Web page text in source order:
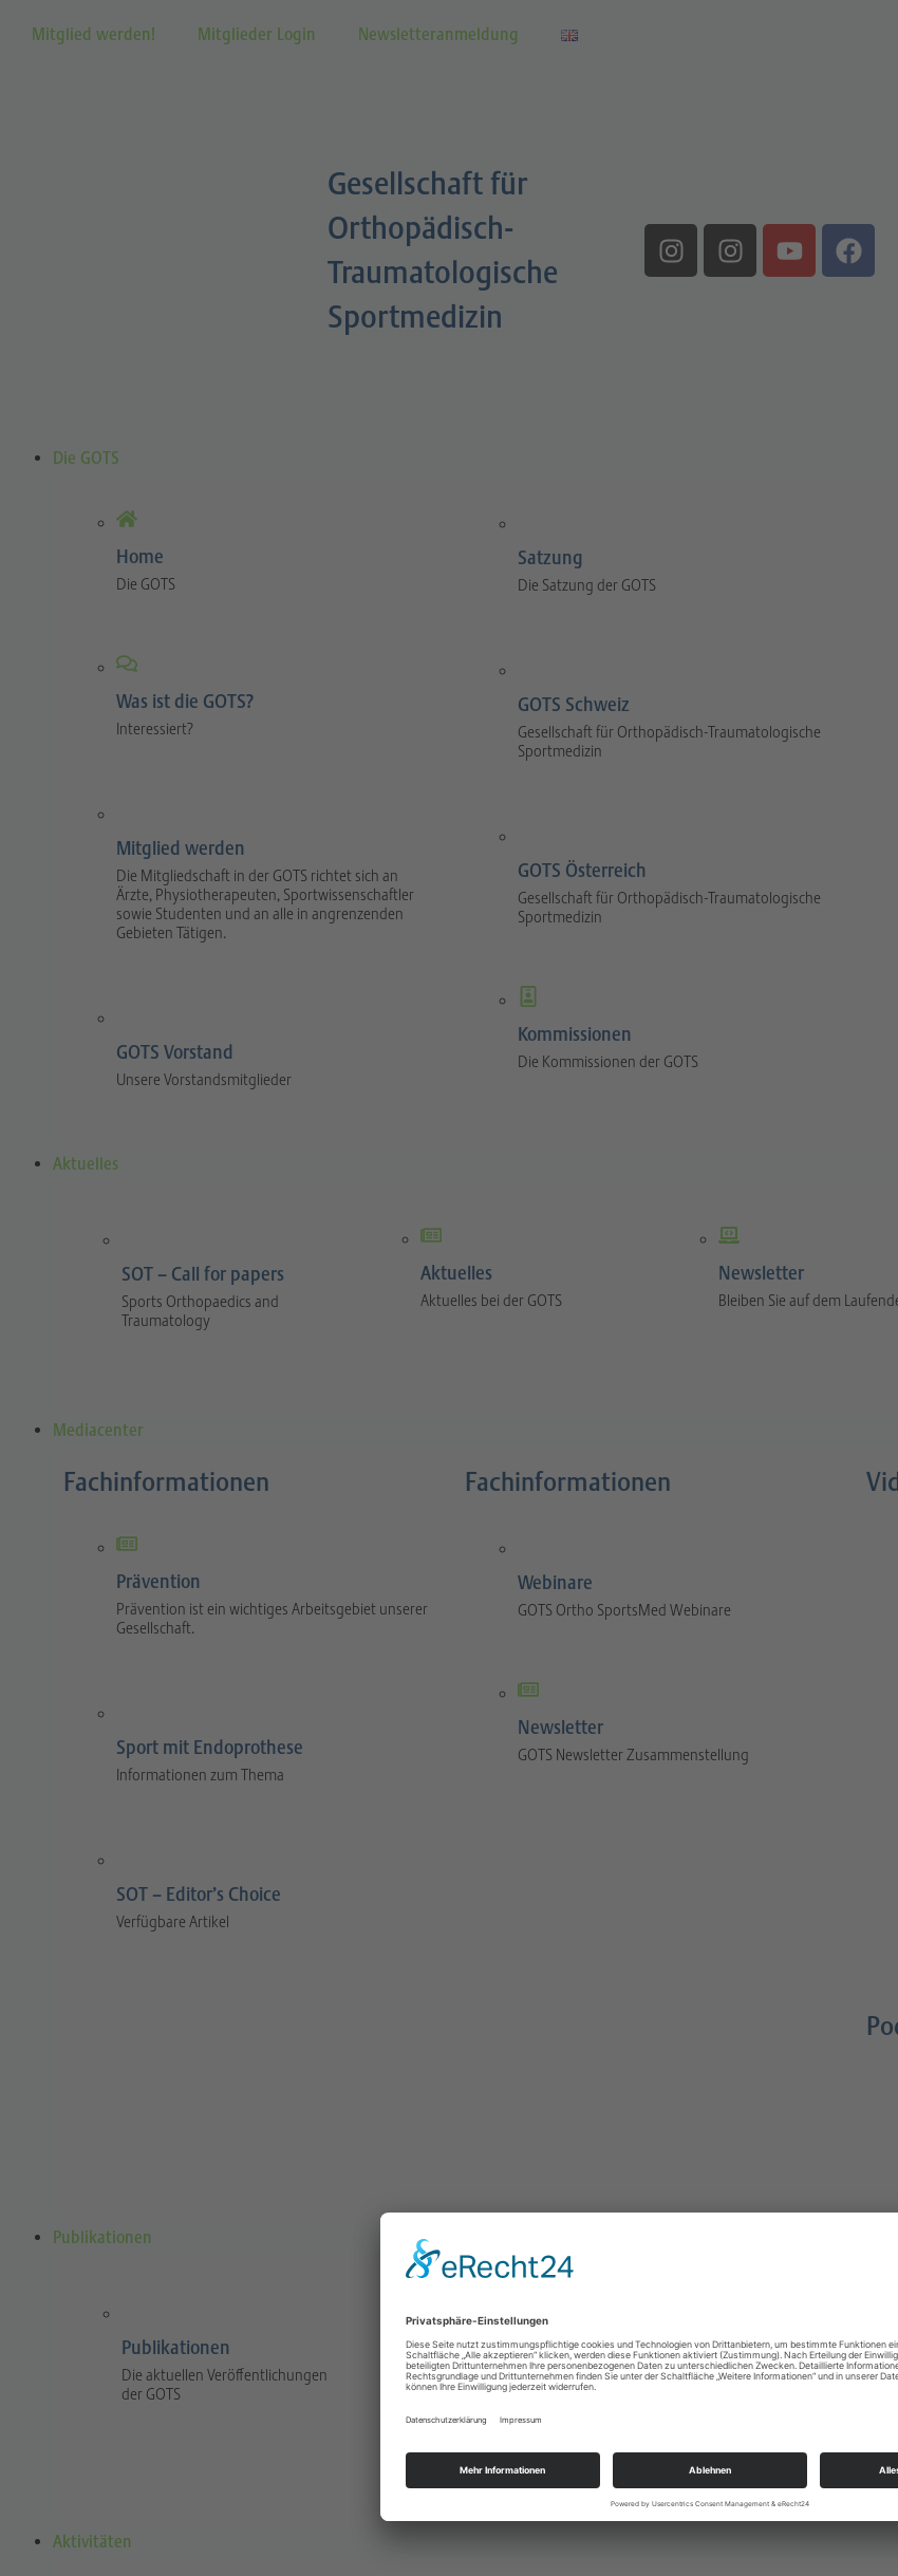
Mitglied werden! Mitglieder Login Newsletteranmeldung
Gesellschaft für
Orthopädisch-
Traumatologische
Sportmedizin
Die GOTS
Home
Die GOTS
Was ist die GOTS?
Interessiert?
Mitglied werden
Die Mitgliedschaft in der GOTS richtet sich an
Ärzte, Physiotherapeuten, Sportwissenschaftler
sowie Studenten und an alle in angrenzenden
Gebieten Tätigen.
GOTS Vorstand
Unsere Vorstandsmitglieder
Satzung
Die Satzung der GOTS
GOTS Schweiz
Gesellschaft für Orthopädisch-Traumatologische
Sportmedizin
GOTS Österreich
Gesellschaft für Orthopädisch-Traumatologische
Sportmedizin
Kommissionen
Die Kommissionen der GOTS
Aktuelles
SOT – Call for papers
Sports Orthopaedics and
Traumatology
Aktuelles
Aktuelles bei der GOTS
Newsletter
Bleiben Sie auf dem
Mediacenter
Fachinformationen
Prävention
Prävention ist ein wichtiges Arbeitsgebiet unserer
Gesellschaft.
Sport mit Endoprothese
Informationen zum Thema
SOT – Editor’s Choice
Verfügbare Artikel
Fachinformationen
Webinare
GOTS Ortho SportsMed Webinare
Newsletter
GOTS Newsletter Zusammenstellung
Publikationen
Publikationen
Die aktuellen Veröffentlichungen
der GOTS
Sports Orthopaedics and
Traumatology
and practical sport orthopaedics
GOTS-Manual
Sportverletzungen
Aktivitäten